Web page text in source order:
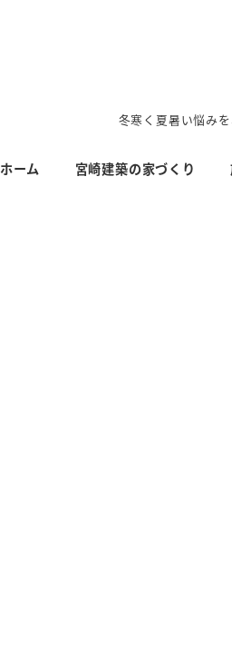
冬寒く夏暑い悩み
ホーム 宮崎建築の家づくり